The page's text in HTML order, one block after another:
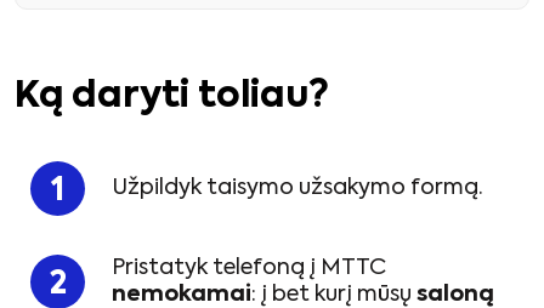
Ką daryti toliau?
Užpildyk taisymo užsakymo formą.
Pristatyk telefoną į MTTC
nemokamai: į bet kurį mūsų saloną